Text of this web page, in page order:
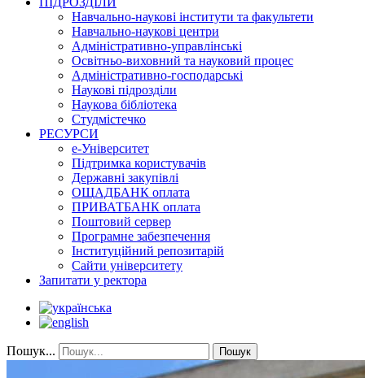
Навчально-наукові інститути та факультети
Навчально-наукові центри
Адміністративно-управлінські
Освітньо-виховний та науковий процес
Адміністративно-господарські
Наукові підрозділи
Наукова бібліотека
Студмістечко
РЕСУРСИ
е-Університет
Підтримка користувачів
Державні закупівлі
ОЩАДБАНК оплата
ПРИВАТБАНК оплата
Поштовий сервер
Програмне забезпечення
Інституційний репозитарій
Сайти університету
Запитати у ректора
Пошук... Пошук